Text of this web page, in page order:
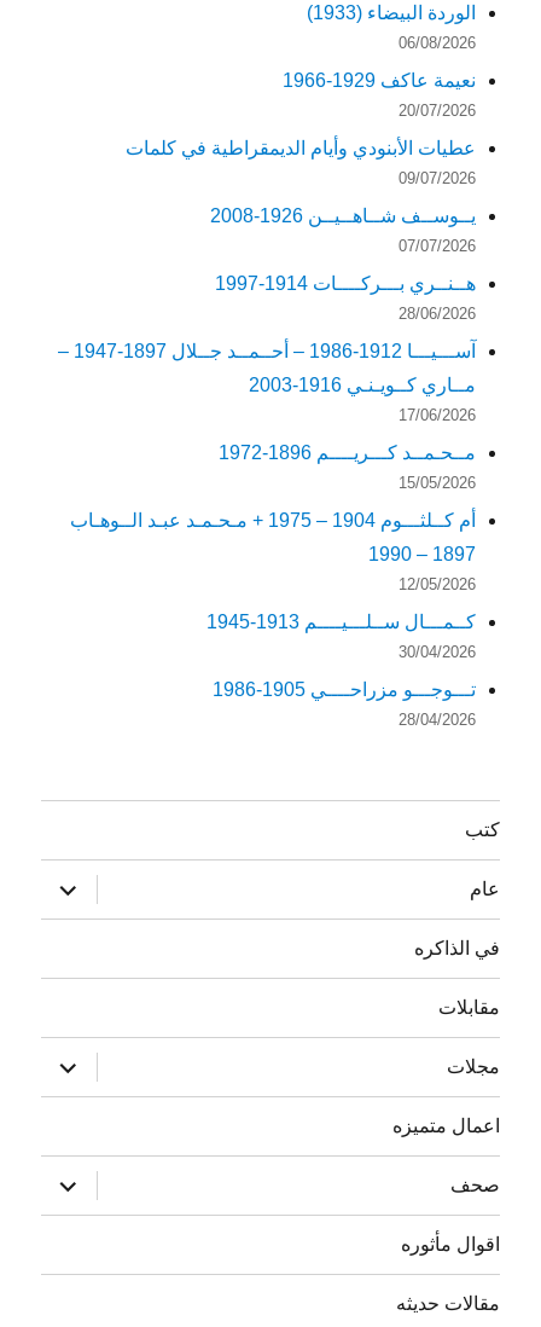
الوردة البيضاء (1933)
06/08/2026
نعيمة عاكف 1929-1966
20/07/2026
عطيات الأبنودي وأيام الديمقراطية في كلمات
09/07/2026
يــوســف شــاهــيــن 1926-2008
07/07/2026
هــنــري بـــركــــات 1914-1997
28/06/2026
آســـيـــا 1912-1986 – أحــمــد جــلال 1897-1947 –
مــاري كــويـنـي 1916-2003
17/06/2026
مــحـمــد كـــريــــم 1896-1972
15/05/2026
أم كــلثـــوم 1904 – 1975 + مـحـمـد عبـد الــوهـاب
1897 – 1990
12/05/2026
كــمـــال ســلـــيــــم 1913-1945
30/04/2026
تـــوجـــو مزراحــــي 1905-1986
28/04/2026
كتب
عام
توسيع
القائمة
الفرعية
في الذاكره
مقابلات
مجلات
توسيع
القائمة
الفرعية
اعمال متميزه
صحف
توسيع
القائمة
الفرعية
اقوال مأثوره
مقالات حديثه